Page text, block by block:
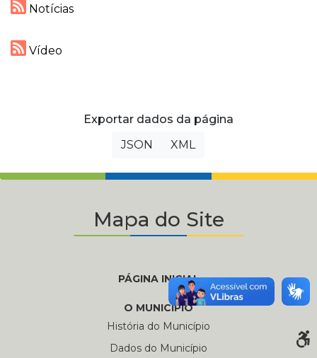
Notícias
Vídeo
Exportar dados da página
JSON
XML
Mapa do Site
PÁGINA INICIAL
O MUNICÍPIO
História do Município
Dados do Município